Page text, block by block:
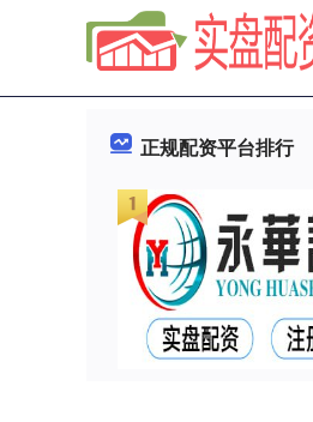
正规配资平台排行